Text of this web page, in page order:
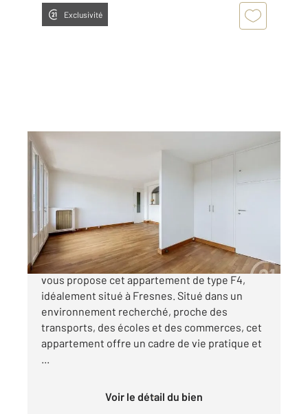
Exclusivité
FRESNES 94
68,17 m
Ref : 9976
Appartement F4 à vendre
219 900 €
EN LIMITE D'ANTONY ! CENTURY 21 Eureka
vous propose cet appartement de type F4,
idéalement situé à Fresnes. Situé dans un
environnement recherché, proche des
transports, des écoles et des commerces, cet
appartement offre un cadre de vie pratique et
Voir le détail du bien